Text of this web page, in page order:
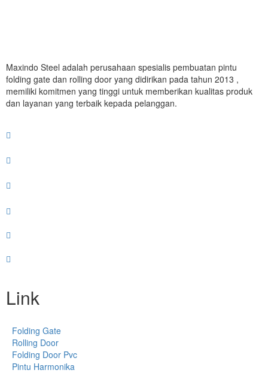
Maxindo Steel adalah perusahaan spesialis pembuatan pintu
folding gate dan rolling door yang didirikan pada tahun 2013 ,
memiliki komitmen yang tinggi untuk memberikan kualitas produk
dan layanan yang terbaik kepada pelanggan.
Link
Folding Gate
Rolling Door
Folding Door Pvc
Pintu Harmonika